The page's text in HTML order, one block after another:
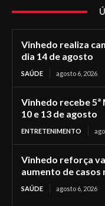
Vinhedo realiza
dia 14 de agosto
SAÚDE agosto 6, 2026
Vinhedo recebe
10 e 13 de agosto
ENTRETENIMENTO
Vinhedo reforça
aumento de casos
SAÚDE agosto 6, 2026